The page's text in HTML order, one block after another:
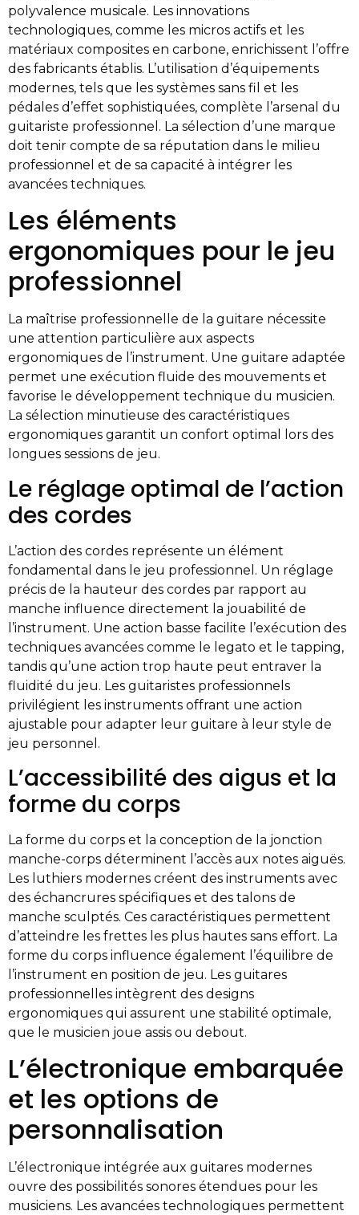
polyvalence musicale. Les innovations
technologiques, comme les micros actifs et les
matériaux composites en carbone, enrichissent l’offre
des fabricants établis. L’utilisation d’équipements
modernes, tels que les systèmes sans fil et les
pédales d’effet sophistiquées, complète l’arsenal du
guitariste professionnel. La sélection d’une marque
doit tenir compte de sa réputation dans le milieu
professionnel et de sa capacité à intégrer les
avancées techniques.
Les éléments
ergonomiques pour le jeu
professionnel
La maîtrise professionnelle de la guitare nécessite
une attention particulière aux aspects
ergonomiques de l’instrument. Une guitare adaptée
permet une exécution fluide des mouvements et
favorise le développement technique du musicien.
La sélection minutieuse des caractéristiques
ergonomiques garantit un confort optimal lors des
longues sessions de jeu.
Le réglage optimal de l’action
des cordes
L’action des cordes représente un élément
fondamental dans le jeu professionnel. Un réglage
précis de la hauteur des cordes par rapport au
manche influence directement la jouabilité de
l’instrument. Une action basse facilite l’exécution des
techniques avancées comme le legato et le tapping,
tandis qu’une action trop haute peut entraver la
fluidité du jeu. Les guitaristes professionnels
privilégient les instruments offrant une action
ajustable pour adapter leur guitare à leur style de
jeu personnel.
L’accessibilité des aigus et la
forme du corps
La forme du corps et la conception de la jonction
manche-corps déterminent l’accès aux notes aiguës.
Les luthiers modernes créent des instruments avec
des échancrures spécifiques et des talons de
manche sculptés. Ces caractéristiques permettent
d’atteindre les frettes les plus hautes sans effort. La
forme du corps influence également l’équilibre de
l’instrument en position de jeu. Les guitares
professionnelles intègrent des designs
ergonomiques qui assurent une stabilité optimale,
que le musicien joue assis ou debout.
L’électronique embarquée
et les options de
personnalisation
L’électronique intégrée aux guitares modernes
ouvre des possibilités sonores étendues pour les
musiciens. Les avancées technologiques permettent